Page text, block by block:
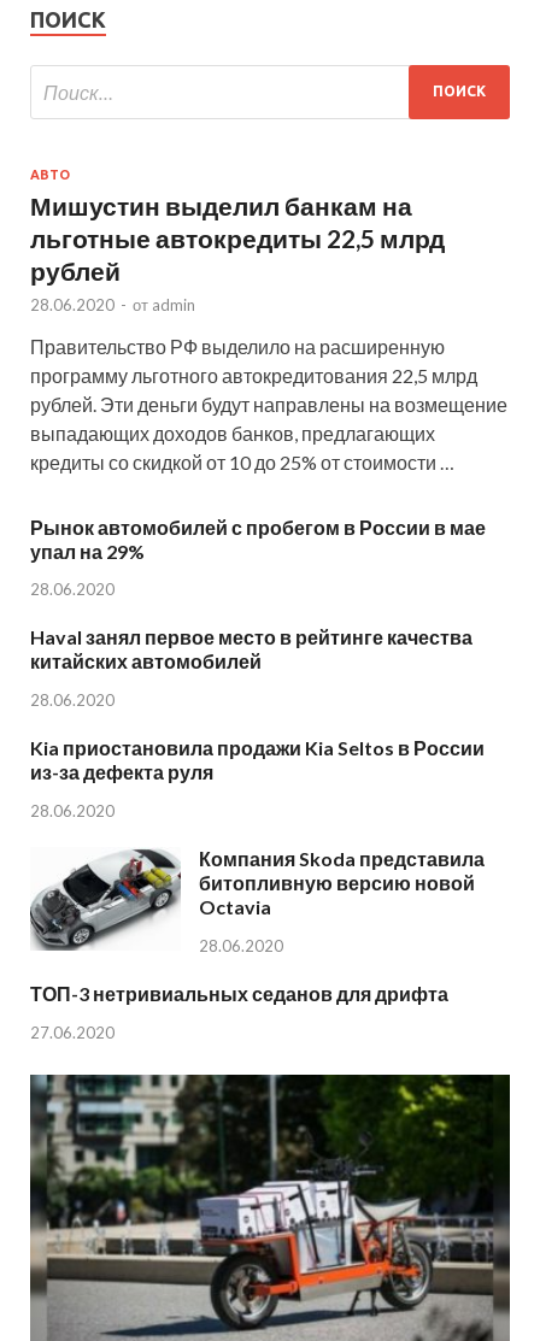
ПОИСК
АВТО
Мишустин выделил банкам на
льготные автокредиты 22,5 млрд
рублей
28.06.2020 - от admin
Правительство РФ выделило на расширенную
программу льготного автокредитования 22,5 млрд
рублей. Эти деньги будут направлены на возмещение
выпадающих доходов банков, предлагающих
кредиты со скидкой от 10 до 25% от стоимости …
Рынок автомобилей с пробегом в России в мае
упал на 29%
28.06.2020
Haval занял первое место в рейтинге качества
китайских автомобилей
28.06.2020
Kia приостановила продажи Kia Seltos в России
из-за дефекта руля
28.06.2020
Компания Skoda представила
битопливную версию новой
Octavia
28.06.2020
ТОП-3 нетривиальных седанов для дрифта
27.06.2020